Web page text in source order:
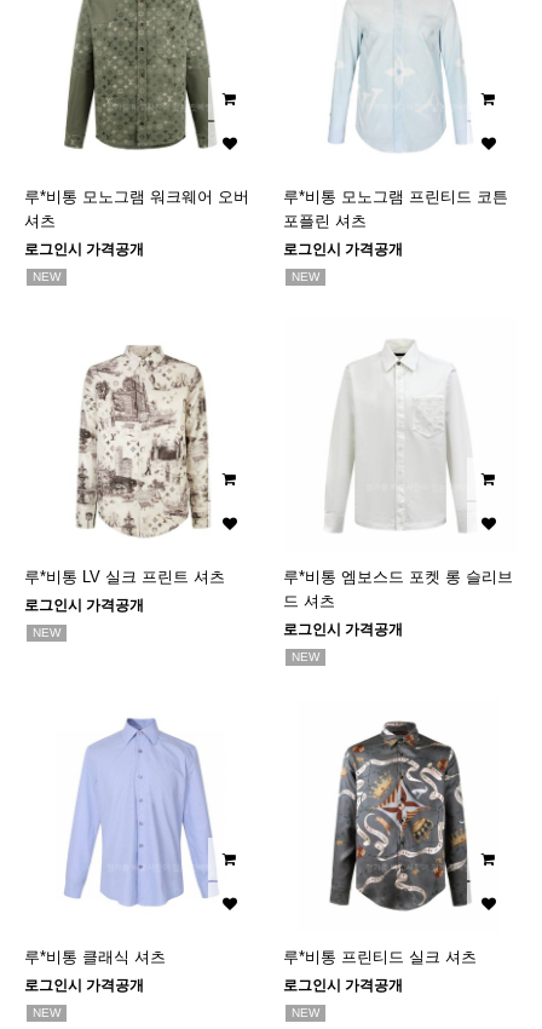
루*비통 모노그램 워크웨어 오버
셔츠
로그인시 가격공개
NEW
루*비통 모노그램 프린티드 코튼
포플린 셔츠
로그인시 가격공개
NEW
루*비통 LV 실크 프린트 셔츠
로그인시 가격공개
NEW
루*비통 엠보스드 포켓 롱 슬리브
드 셔츠
로그인시 가격공개
NEW
루*비통 클래식 셔츠
로그인시 가격공개
NEW
루*비통 프린티드 실크 셔츠
로그인시 가격공개
NEW